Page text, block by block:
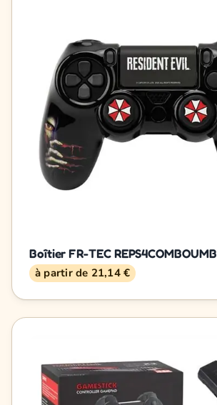
Boîtier FR-TEC REPS4COMBOUMB
à partir de 21,14 €